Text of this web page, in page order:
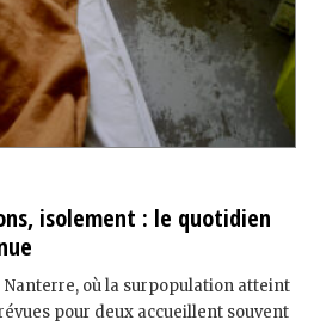
isolement : le quotidien
Nanterre, où la surpopulation atteint
pour deux accueillent souvent